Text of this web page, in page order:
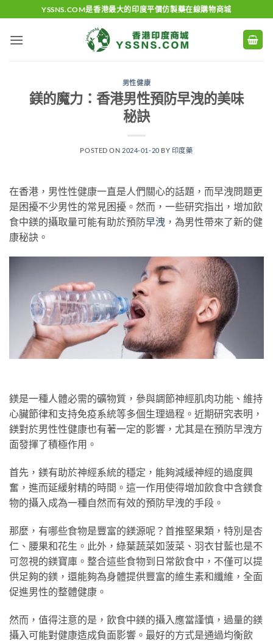
to
content
YSSNS.COM是香港最大的印度平價仿製藥在線購物商城
男性健康
鎂的魔力：香港男性預防早洩的美味
秘訣
POSTED ON 2024-01-20 BY 印度藥
在香港，男性性健康一直是人們關心的話題，而早洩問題更
是困擾不少男性的常見困擾。然而，一些研究指出，增加飲
食中鎂的攝取量可能有助於預防早洩 ，為男性帶來了新的健
康秘訣。
鎂是一種人體必需的礦物質，參與調節神經肌肉功能、維持
心臟節律和支持免疫系統等多個生理過程。近期研究表明，
鎂對於男性性健康也有著一定的影響，尤其是在預防早洩方
面發揮了積極作用。
首先，鎂有助於神經系統的穩定，能夠減緩神經的過度興
奮，進而延緩射精的時間。這一作用使得增加飲食中含鎂食
物的攝入成為一種自然而有效的預防早洩的手段。
那麼，有哪些食物是豐富的鎂源呢？首推堅果類，特別是杏
仁、腰果和花生。此外，綠葉蔬菜如菠菜、羽衣甘藍也是不
可忽視的鎂寶庫。整合這些食物到日常飲食中，不僅可以提
供足夠的鎂，還能夠為身體提供豐富的維生素和纖維，全面
促進男性的整體健康。
然而，值得注意的是，飲食中鎂的攝入應當謹慎，過量的鎂
攝入可能對健康造成負面影響。最好的方式是通過均衡飲